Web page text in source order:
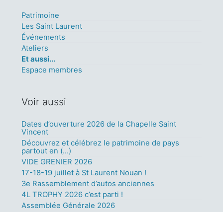
Patrimoine
Les Saint Laurent
Événements
Ateliers
Et aussi...
Espace membres
Voir aussi
Dates d’ouverture 2026 de la Chapelle Saint
Vincent
Découvrez et célébrez le patrimoine de pays
partout en (…)
VIDE GRENIER 2026
17-18-19 juillet à St Laurent Nouan !
3e Rassemblement d’autos anciennes
4L TROPHY 2026 c’est parti !
Assemblée Générale 2026